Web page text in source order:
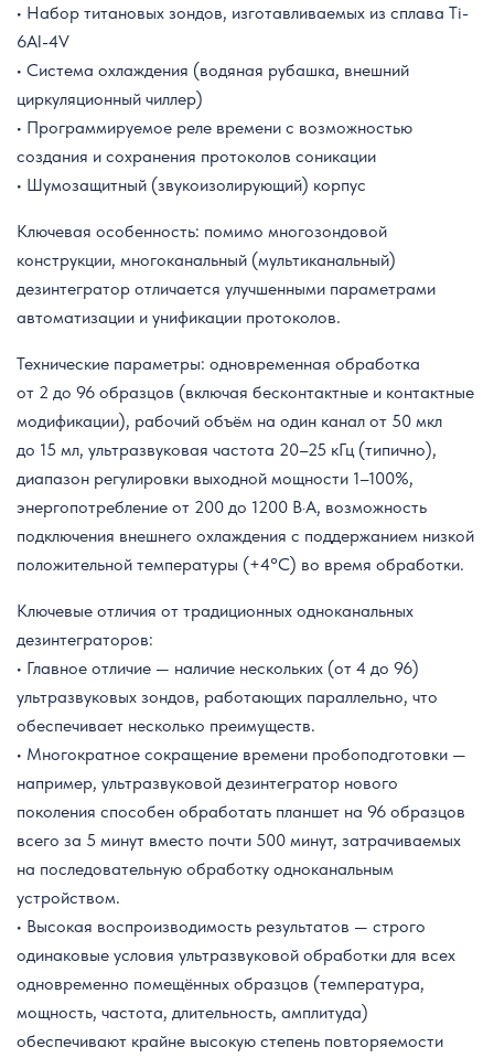
• Набор титановых зондов, изготавливаемых из сплава Ti-
6Al-4V
• Система охлаждения (водяная рубашка, внешний
циркуляционный чиллер)
• Программируемое реле времени с возможностью
создания и сохранения протоколов соникации
• Шумозащитный (звукоизолирующий) корпус
Ключевая особенность: помимо многозондовой
конструкции, многоканальный (мультиканальный)
дезинтегратор отличается улучшенными параметрами
автоматизации и унификации протоколов.
Технические параметры: одновременная обработка
от 2 до 96 образцов (включая бесконтактные и контактные
модификации), рабочий объём на один канал от 50 мкл
до 15 мл, ультразвуковая частота 20–25 кГц (типично),
диапазон регулировки выходной мощности 1–100%,
энергопотребление от 200 до 1200 В·А, возможность
подключения внешнего охлаждения с поддержанием низкой
положительной температуры (+4°C) во время обработки.
Ключевые отличия от традиционных одноканальных
дезинтеграторов:
• Главное отличие — наличие нескольких (от 4 до 96)
ультразвуковых зондов, работающих параллельно, что
обеспечивает несколько преимуществ.
• Многократное сокращение времени пробоподготовки —
например, ультразвуковой дезинтегратор нового
поколения способен обработать планшет на 96 образцов
всего за 5 минут вместо почти 500 минут, затрачиваемых
на последовательную обработку одноканальным
устройством.
• Высокая воспроизводимость результатов — строго
одинаковые условия ультразвуковой обработки для всех
одновременно помещённых образцов (температура,
мощность, частота, длительность, амплитуда)
обеспечивают крайне высокую степень повторяемости